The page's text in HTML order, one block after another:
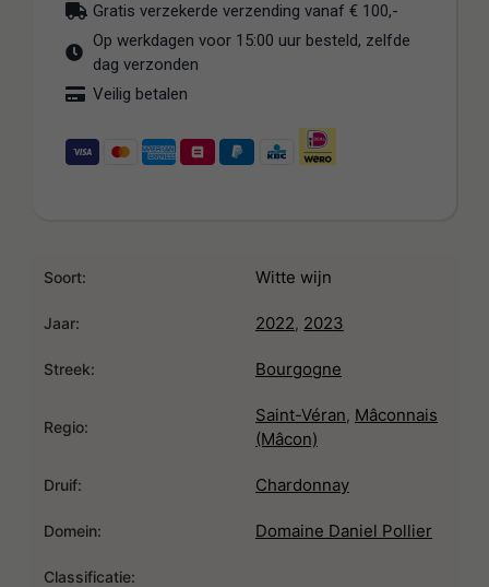
Gratis verzekerde verzending vanaf € 100,-
Op werkdagen voor 15:00 uur besteld, zelfde
dag verzonden
Veilig betalen
Soort: Witte wijn
Jaar: 2022, 2023
Streek: Bourgogne
Regio:
Saint-Véran, Mâconnais
(Mâcon)
Druif: Chardonnay
Domein: Domaine Daniel Pollier
Classificatie: